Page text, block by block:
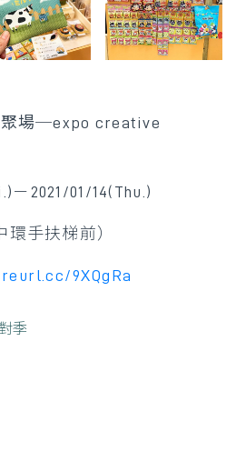
聚場─expo creative
－2021/01/14(Thu.)
環手扶梯前）
9XQgRa
季